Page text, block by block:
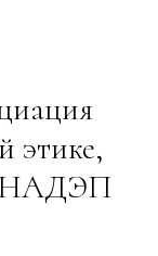
этике,
НАДЭП